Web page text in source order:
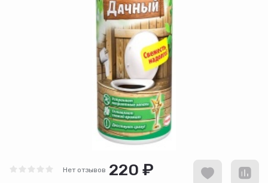
Нет отзывов 220 ₽